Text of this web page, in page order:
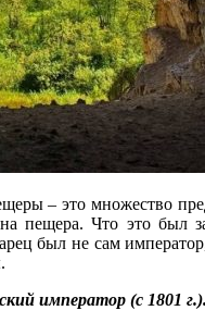
– это множество
пещера. Что это был
был не сам
император (с 1801 г.).